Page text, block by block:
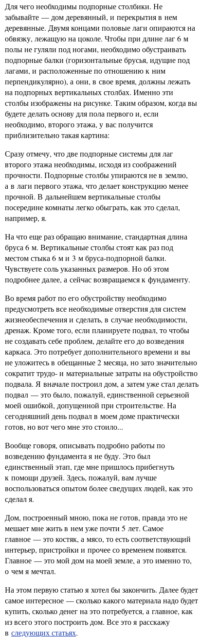
Для чего необходимы подпорные столбики. Не
забывайте — дом деревянный, и перекрытия в нем
деревянные. Двумя концами половые лаги опираются на
обвязку, лежащую на цоколе. Чтобы при длине лаг 6 м
полы не гуляли под ногами, необходимо обустраивать
подпорные балки (горизонтальные брусья, идущие под
лагами, и расположенные по отношению к ним
перпендикулярно), а они, в свое время, должны лежать
на подпорных вертикальных столбах. Именно эти
столбы изображены на рисунке. Таким образом, когда вы
будете делать основу для пола первого и, если
необходимо, второго этажа, у вас получится
приблизительно такая картина:
Сразу отмечу, что две подпорные системы для лаг
второго этажа необходимы, исходя из соображений
прочности. Подпорные столбы упираются не в землю,
а в лаги первого этажа, что делает конструкцию менее
прочной. В дальнейшем вертикальные столбы
посередине комнаты легко обыграть, как это сделал,
например, я.
На что еще раз обращаю внимание, стандартная длина
бруса 6 м. Вертикальные столбы стоят как раз под
местом стыка 6 м и 3 м бруса-подпорной балки.
Чувствуете соль указанных размеров. Но об этом
подробнее далее, а сейчас возвращаемся к фундаменту.
Во время работ по его обустройству необходимо
предусмотреть все необходимые отверстия для систем
жизнеобеспечения и сделать, в случае необходимости,
дренаж. Кроме того, если планируете подвал, то чтобы
не создавать себе проблем, делайте его до возведения
каркаса. Это потребует дополнительного времени и вы
не уложитесь в обещанные 2 месяца, но зато значительно
сократит трудо- и материальные затраты на обустройство
подвала. Я вначале построил дом, а затем уже стал делать
подвал — это было, пожалуй, единственной серьезной
моей ошибкой, допущенной при строительстве. На
сегодняшний день подвал в моем доме практически
готов, но вот чего мне это стоило...
Вообще говоря, описывать подробно работы по
возведению фундамента я не буду. Это был
единственный этап, где мне пришлось прибегнуть
к помощи друзей. Здесь, пожалуй, вам лучше
воспользоваться опытом более сведущих людей, как это
сделал я.
Дом, построенный мною, пока не готов, правда это не
мешает мне жить в нем уже почти 5 лет. Самое
главное — это костяк, а мясо, то есть соответствующий
интерьер, пристройки и прочее со временем появятся.
Главное — это мой дом на моей земле, а это именно то,
о чем я мечтал.
На этом первую статью я хотел бы закончить. Далее будет
самое интересное — сколько какого материала надо будет
купить, сколько денег на это потребуется, а главное, как
из всего этого построить дом. Все это я расскажу
в следующих статьях.